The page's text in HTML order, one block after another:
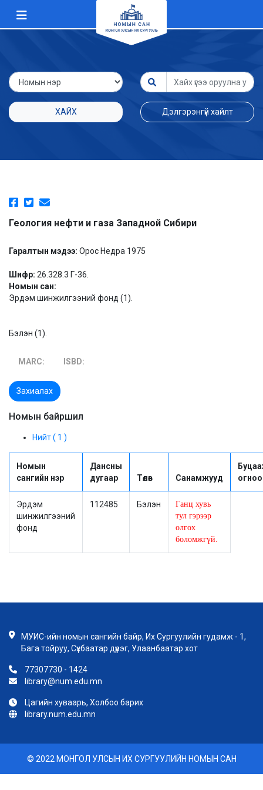
ХАЙХ Дэлгэрэнгүй хайлт
Геология нефти и газа Западной Сибири
Гаралтын мэдээ: Орос Недра 1975
Шифр: 26.328.3 Г-36.
Номын сан:
Эрдэм шинжилгээний фонд (1).
Бэлэн (1).
MARC: ISBD:
Захиалах
Номын байршил
Нийт ( 1 )
Номын
сангийн нэр
Дансны
дугаар
Төлөв Санамжууд
огноо
Эрдэм
шинжилгээний
фонд
112485 Бэлэн
Ганц хувь
тул гэрээр
олгох
боломжгүй.
МУИС-ийн номын сангийн байр, Их Сургуулийн гудамж - 1,
Бага тойруу, Сүхбаатар дүүрэг, Улаанбаатар хот
77307730 - 1424
library@num.edu.mn
Цагийн хуваарь, Холбоо барих
library.num.edu.mn
© 2022 МОНГОЛ УЛСЫН ИХ СУРГУУЛИЙН НОМЫН САН